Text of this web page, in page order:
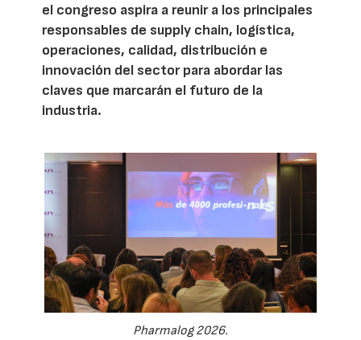
el congreso aspira a reunir a los principales
responsables de supply chain, logística,
operaciones, calidad, distribución e
innovación del sector para abordar las
claves que marcarán el futuro de la
industria.
Pharmalog 2026.